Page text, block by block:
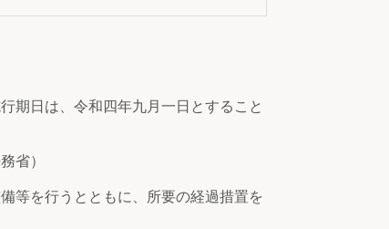
期日は、令和四年九月一日とすること
省）
等を行うとともに、所要の経過措置を